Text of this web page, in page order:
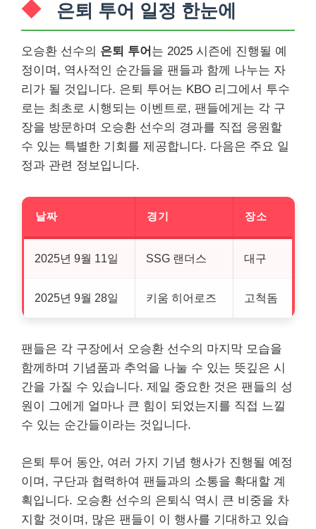
은퇴 투어 일정 한눈에
오승환 선수의 은퇴 투어 는 2025 시즌에 진행될 예
정이며, 역사적인 순간들을 팬들과 함께 나누는 자
리가 될 것입니다. 은퇴 투어는 KBO 리그에서 투수
로는 최초로 시행되는 이벤트로, 팬들에게는 각 구
장을 방문하며 오승환 선수의 경과를 직접 응원할
수 있는 특별한 기회를 제공합니다. 다음은 주요 일
정과 관련 정보입니다.
날짜 경기 장소
2025년 9월 11일 SSG 랜더스 대구
2025년 9월 28일 키움 히어로즈 고척돔
팬들은 각 구장에서 오승환 선수의 마지막 모습을
함께하며 기념품과 추억을 나눌 수 있는 뜻깊은 시
간을 가질 수 있습니다. 제일 중요한 것은 팬들의 성
원이 그에게 얼마나 큰 힘이 되었는지를 직접 느낄
수 있는 순간들이라는 것입니다.
은퇴 투어 동안, 여러 가지 기념 행사가 진행될 예정
이며, 구단과 협력하여 팬들과의 소통을 확대할 계
획입니다. 오승환 선수의 은퇴식 역시 큰 비중을 차
지할 것이며, 많은 팬들이 이 행사를 기대하고 있습